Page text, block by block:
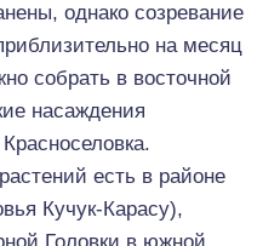
однако созревание
на месяц
собрать в восточной
насаждения
есть в районе
Кучук-Карасу),